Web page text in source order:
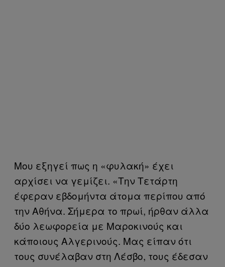
Μου εξηγεί πως η «φυλακή» έχει
αρχίσει να γεμίζει. «Την Τετάρτη
έφεραν εβδομήντα άτομα περίπου από
την Αθήνα. Σήμερα το πρωί, ήρθαν άλλα
δύο λεωφορεία με Μαροκινούς και
κάποιους Αλγερινούς. Μας είπαν ότι
τους συνέλαβαν στη Λέσβο, τους έδεσαν